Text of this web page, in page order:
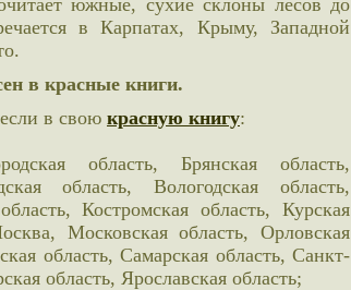
в Карпатах, Крыму, Западной
в красные книги.
в свою красную книгу:
область, Брянская область,
область, Вологодская область,
Костромская область, Курская
Московская область, Орловская
область, Самарская область, Санкт-
область, Ярославская область;